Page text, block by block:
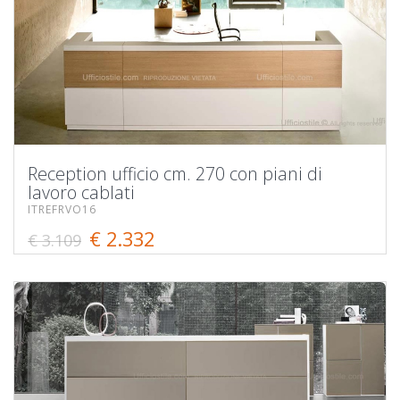
Reception ufficio cm. 270 con piani di
lavoro cablati
ITREFRVO16
€ 3.109 € 2.332